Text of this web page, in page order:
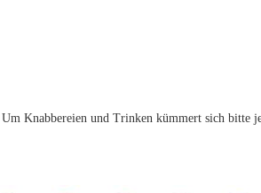
Knabbereien und Trinken kümmert sich bitte